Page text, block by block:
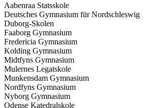
Aabenraa Statsskole
Deutsches Gymnasium für Nordschleswig
Duborg-Skolen
Faaborg Gymnasium
Fredericia Gymnasium
Kolding Gymnasium
Midtfyns Gymnasium
Mulernes Legatskole
Munkensdam Gymnasium
Nordfyns Gymnasium
Nyborg Gymnasium
Odense Katedralskole